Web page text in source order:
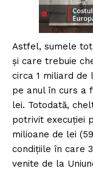
Astfel, sumele
și care trebuie
circa 1 miliard de
pe anul în curs a
lei. Totodată,
potrivit execuției
milioane de lei
condițiile în care
venite de la